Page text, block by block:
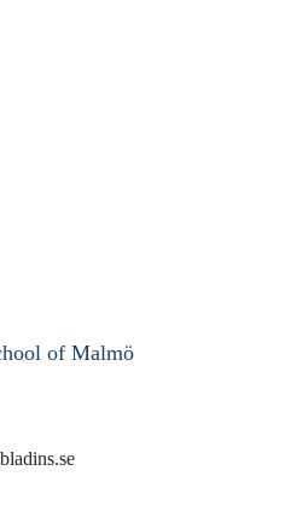
of Malmö
bladins.se